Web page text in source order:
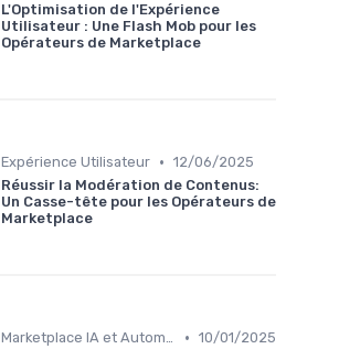
L'Optimisation de l'Expérience
Utilisateur : Une Flash Mob pour les
Opérateurs de Marketplace
Expérience Utilisateur • 12/06/2025
Réussir la Modération de Contenus:
Un Casse-tête pour les Opérateurs de
Marketplace
Marketplace IA et Automatisation • 10/01/2025